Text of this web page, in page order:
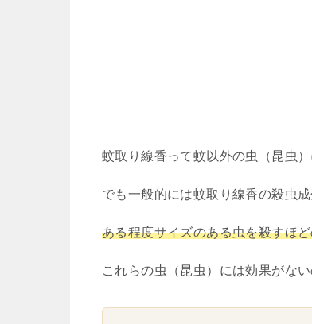
蚊取り線香って蚊以外の虫（昆虫
でも一般的には蚊取り線香の殺虫
ある程度サイズのある虫を殺すほ
これらの虫（昆虫）には効果がない